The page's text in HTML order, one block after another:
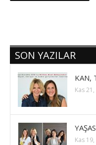
SON YAZILAR
KAN,
Kas
Kas